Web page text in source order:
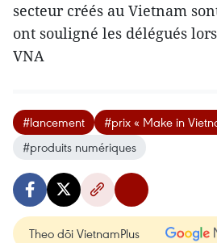
secteur créés au Vietnam
ont souligné les délégués
VNA
#lancement
#prix « Make in
#produits numériques
Theo dõi VietnamPlus